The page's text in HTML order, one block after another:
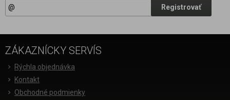
Registrovať
ZÁKAZNÍCKY SERVÍS
Rýchla objednávka
Kontakt
Obchodné podmienky